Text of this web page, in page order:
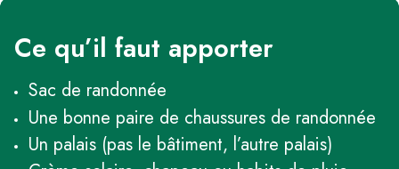
Ce qu’il faut apporter
Sac de randonnée
Une bonne paire de chaussures de randonnée
Un palais (pas le bâtiment, l’autre palais)